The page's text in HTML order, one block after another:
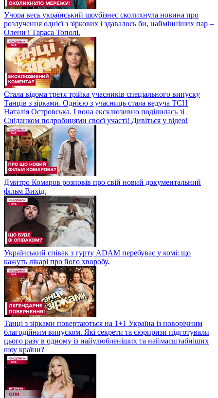
Учора весь український шоубізнес сколихнула новина про
розлучення однієї з зіркових і здавалось би, найміцніших пар –
Олени і Тараса Тополі.
Стала відома третя трійка учасників спеціального випуску
Танців з зірками. Однією з учасниць стала ведуча ТСН
Наталія Островська. І вона ексклюзивно поділилась зі
Сніданком подробицями своєї участі! Дивіться у відео!
Дмитро Комаров розповів про свій новий документальний
фільм Вихід.
Український співак з гурту ADAM перебуває у комі: що
кажуть лікарі про його хворобу.
Танці з зірками повертаються на 1+1 Україна із новорічним
благодійним випуском. Які секрети та сюрпризи підготували
цього разу в одному із найулюбленіших та наймасштабніших
шоу країни?